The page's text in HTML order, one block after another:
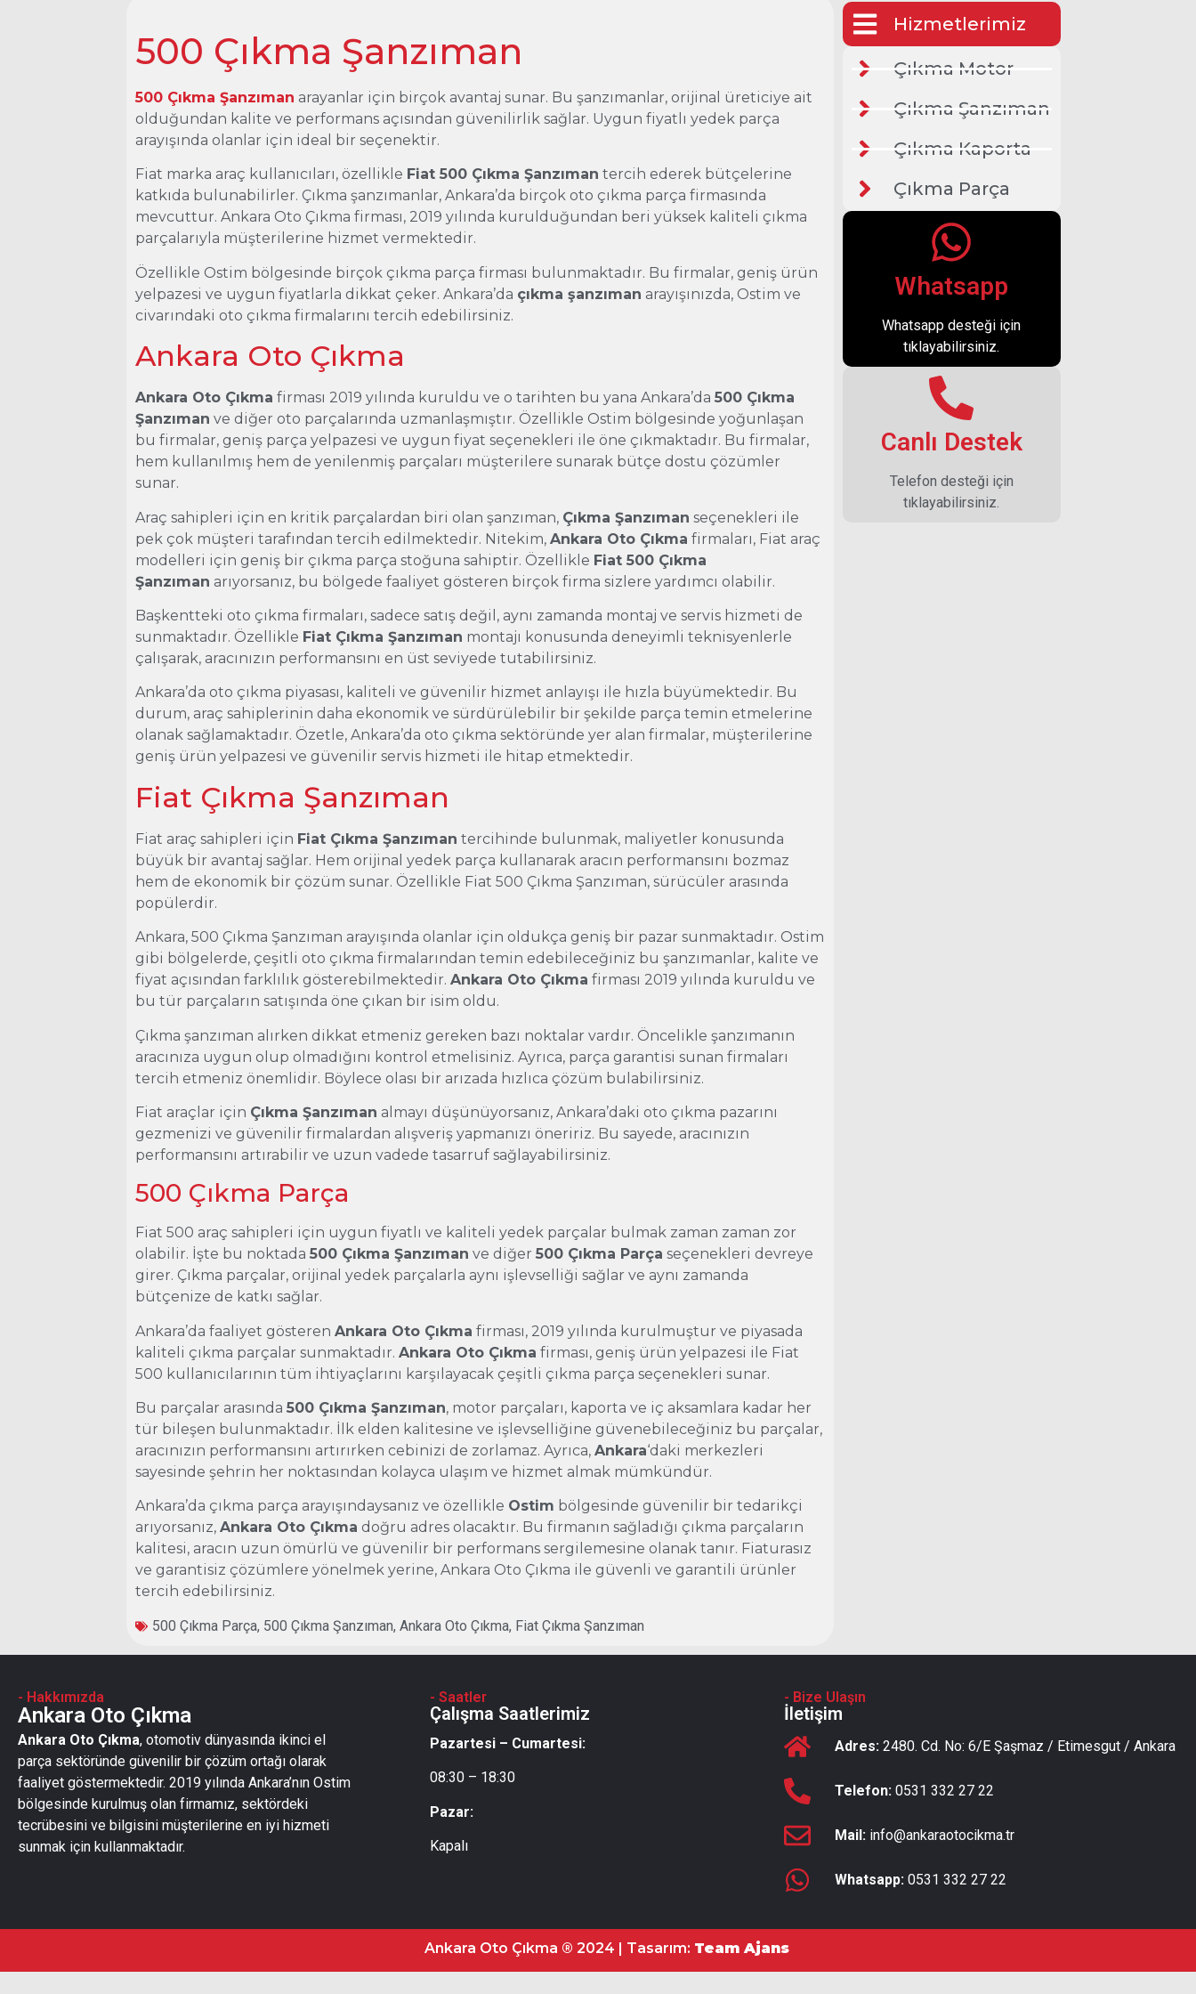
500 Çıkma Şanzıman
500 Çıkma Şanzıman arayanlar için birçok avantaj sunar. Bu şanzımanlar, orijinal üreticiye ait
olduğundan kalite ve performans açısından güvenilirlik sağlar. Uygun fiyatlı yedek parça
arayışında olanlar için ideal bir seçenektir.
Fiat marka araç kullanıcıları, özellikle Fiat 500 Çıkma Şanzıman tercih ederek bütçelerine
katkıda bulunabilirler. Çıkma şanzımanlar, Ankara’da birçok oto çıkma parça firmasında
mevcuttur. Ankara Oto Çıkma firması, 2019 yılında kurulduğundan beri yüksek kaliteli çıkma
parçalarıyla müşterilerine hizmet vermektedir.
Özellikle Ostim bölgesinde birçok çıkma parça firması bulunmaktadır. Bu firmalar, geniş ürün
yelpazesi ve uygun fiyatlarla dikkat çeker. Ankara’da çıkma şanzıman arayışınızda, Ostim ve
civarındaki oto çıkma firmalarını tercih edebilirsiniz.
Ankara Oto Çıkma
Ankara Oto Çıkma firması 2019 yılında kuruldu ve o tarihten bu yana Ankara’da500 Çıkma
Şanzıman ve diğer oto parçalarında uzmanlaşmıştır. Özellikle Ostim bölgesinde yoğunlaşan
bu firmalar, geniş parça yelpazesi ve uygun fiyat seçenekleri ile öne çıkmaktadır. Bu firmalar,
hem kullanılmış hem de yenilenmiş parçaları müşterilere sunarak bütçe dostu çözümler
sunar.
Araç sahipleri için en kritik parçalardan biri olan şanzıman, Çıkma Şanzıman seçenekleri ile
pek çok müşteri tarafından tercih edilmektedir. Nitekim,Ankara Oto Çıkma firmaları, Fiat araç
modelleri için geniş bir çıkma parça stoğuna sahiptir. Özellikle Fiat 500 Çıkma
Şanzıman arıyorsanız, bu bölgede faaliyet gösteren birçok firma sizlere yardımcı olabilir.
Başkentteki oto çıkma firmaları, sadece satış değil, aynı zamanda montaj ve servis hizmeti de
sunmaktadır. Özellikle Fiat Çıkma Şanzıman montajı konusunda deneyimli teknisyenlerle
çalışarak, aracınızın performansını en üst seviyede tutabilirsiniz.
Ankara’da oto çıkma piyasası, kaliteli ve güvenilir hizmet anlayışı ile hızla büyümektedir. Bu
durum, araç sahiplerinin daha ekonomik ve sürdürülebilir bir şekilde parça temin etmelerine
olanak sağlamaktadır. Özetle, Ankara’da oto çıkma sektöründe yer alan firmalar, müşterilerine
geniş ürün yelpazesi ve güvenilir servis hizmeti ile hitap etmektedir.
Fiat Çıkma Şanzıman
Fiat araç sahipleri için Fiat Çıkma Şanzıman tercihinde bulunmak, maliyetler konusunda
büyük bir avantaj sağlar. Hem orijinal yedek parça kullanarak aracın performansını bozmaz
hem de ekonomik bir çözüm sunar. Özellikle Fiat 500 Çıkma Şanzıman, sürücüler arasında
popülerdir.
Ankara, 500 Çıkma Şanzıman arayışında olanlar için oldukça geniş bir pazar sunmaktadır. Ostim
gibi bölgelerde, çeşitli oto çıkma firmalarından temin edebileceğiniz bu şanzımanlar, kalite ve
fiyat açısından farklılık gösterebilmektedir.Ankara Oto Çıkma firması 2019 yılında kuruldu ve
bu tür parçaların satışında öne çıkan bir isim oldu.
Çıkma şanzıman alırken dikkat etmeniz gereken bazı noktalar vardır. Öncelikle şanzımanın
aracınıza uygun olup olmadığını kontrol etmelisiniz. Ayrıca, parça garantisi sunan firmaları
tercih etmeniz önemlidir. Böylece olası bir arızada hızlıca çözüm bulabilirsiniz.
Fiat araçlar için Çıkma Şanzıman almayı düşünüyorsanız, Ankara’daki oto çıkma pazarını
gezmenizi ve güvenilir firmalardan alışveriş yapmanızı öneririz. Bu sayede, aracınızın
performansını artırabilir ve uzun vadede tasarruf sağlayabilirsiniz.
500 Çıkma Parça
Fiat 500 araç sahipleri için uygun fiyatlı ve kaliteli yedek parçalar bulmak zaman zaman zor
olabilir. İşte bu noktada500 Çıkma Şanzıman ve diğer500 Çıkma Parça seçenekleri devreye
girer. Çıkma parçalar, orijinal yedek parçalarla aynı işlevselliği sağlar ve aynı zamanda
bütçenize de katkı sağlar.
Ankara’da faaliyet gösterenAnkara Oto Çıkma firması, 2019 yılında kurulmuştur ve piyasada
kaliteli çıkma parçalar sunmaktadır.Ankara Oto Çıkma firması, geniş ürün yelpazesi ile Fiat
500 kullanıcılarının tüm ihtiyaçlarını karşılayacak çeşitli çıkma parça seçenekleri sunar.
Bu parçalar arasında500 Çıkma Şanzıman, motor parçaları, kaporta ve iç aksamlara kadar her
tür bileşen bulunmaktadır. İlk elden kalitesine ve işlevselliğine güvenebileceğiniz bu parçalar,
aracınızın performansını artırırken cebinizi de zorlamaz. Ayrıca,Ankara‘daki merkezleri
sayesinde şehrin her noktasından kolayca ulaşım ve hizmet almak mümkündür.
Ankara’da çıkma parça arayışındaysanız ve özellikle Ostim bölgesinde güvenilir bir tedarikçi
arıyorsanız,Ankara Oto Çıkma doğru adres olacaktır. Bu firmanın sağladığı çıkma parçaların
kalitesi, aracın uzun ömürlü ve güvenilir bir performans sergilemesine olanak tanır. Fiaturasız
ve garantisiz çözümlere yönelmek yerine, Ankara Oto Çıkma ile güvenli ve garantili ürünler
tercih edebilirsiniz.
500 Çıkma Parça, 500 Çıkma Şanzıman,Ankara Oto Çıkma, Fiat Çıkma Şanzıman
Hizmetlerimiz
Çıkma Motor
Çıkma Şanzıman
Çıkma Kaporta
Çıkma Parça
Whatsapp
Whatsapp desteği için
tıklayabilirsiniz.
Canlı Destek
Telefon desteği için
tıklayabilirsiniz.
- Hakkımızda
Ankara Oto Çıkma
Ankara Oto Çıkma, otomotiv dünyasında ikinci el
parça sektöründe güvenilir bir çözüm ortağı olarak
faaliyet göstermektedir. 2019 yılında Ankara’nın Ostim
bölgesinde kurulmuş olan firmamız, sektördeki
tecrübesini ve bilgisini müşterilerine en iyi hizmeti
sunmak için kullanmaktadır.
- Saatler
Çalışma Saatlerimiz
Pazartesi – Cumartesi:
08:30 – 18:30
Pazar:
Kapalı
- Bize Ulaşın
İletişim
Adres:2480. Cd. No: 6/E Şaşmaz / Etimesgut / Ankara
Telefon:0531 332 27 22
Mail: info@ankaraotocikma.tr
Whatsapp:0531 332 27 22
Ankara Oto Çıkma ® 2024 | Tasarım: Team Ajans